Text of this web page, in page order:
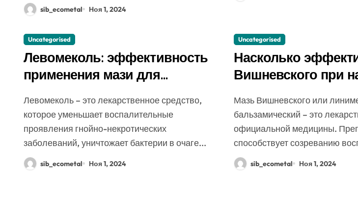
sib_ecometal Ноя 1, 2024
Uncategorised
Левомеколь: эффективность
применения мази для
Левомеколь – это лекарственное средство,
которое уменьшает воспалительные
проявления гнойно-некротических
заболеваний, уничтожает бактерии в очаге...
sib_ecometal Ноя 1, 2024
Uncategorised
Насколько
Вишневского при
Мазь Вишневского или линимент
бальзамический – это
официальной медицины.
способствует созреванию
sib_ecometal Ноя 1, 2024